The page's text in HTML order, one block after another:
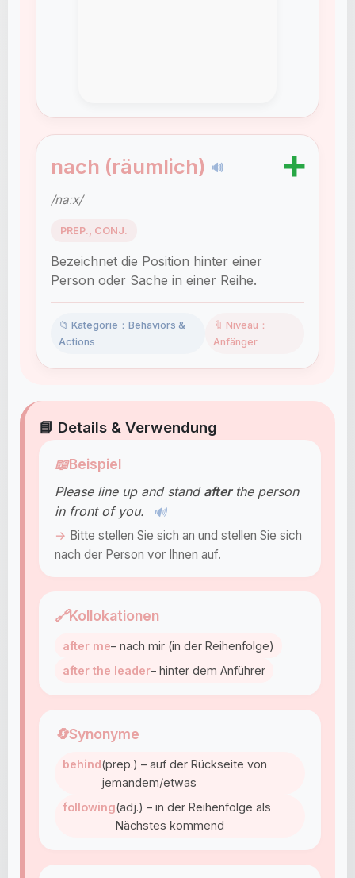
nach (räumlich) 🔊 ➕
/naːx/
PREP., CONJ.
Bezeichnet die Position hinter einer
Person oder Sache in einer Reihe.
📁 Kategorie：Behaviors &
Actions
🔖 Niveau：
Anfänger
📘 Details & Verwendung
📖Beispiel
Please line up and stand afterthe person
in front of you.
🔊
Bitte stellen Sie sich an und stellen Sie sich
nach der Person vor Ihnen auf.
🔗Kollokationen
after me– nach mir (in der Reihenfolge)
after the leader– hinter dem Anführer
🔄Synonyme
behind(prep.) – auf der Rückseite von
jemandem/etwas
following(adj.) – in der Reihenfolge als
Nächstes kommend